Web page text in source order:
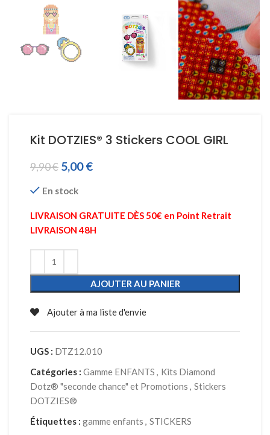
Kit DOTZIES® 3 Stickers COOL GIRL
9,90€ 5,00€
En stock
LIVRAISON GRATUITE DÈS 50€ en Point Retrait
LIVRAISON 48H
AJOUTER AU PANIER
Ajouter à ma liste d'envie
UGS : DTZ12.010
Catégories : Gamme ENFANTS
Kits Diamond
Dotz® "seconde chance" et Promotions
Stickers
DOTZIES®
Étiquettes : gamme enfants
STICKERS